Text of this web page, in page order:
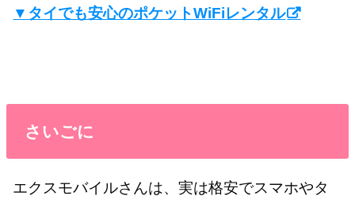
▼タイでも安心のポケットWiFiレンタル
さいごに
エクスモバイルさんは、実は格安でスマホやタ